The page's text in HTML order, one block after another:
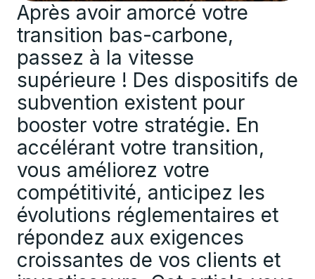
Après avoir amorcé votre
transition bas-carbone,
passez à la vitesse
supérieure ! Des dispositifs de
subvention existent pour
booster votre stratégie. En
accélérant votre transition,
vous améliorez votre
compétitivité, anticipez les
évolutions réglementaires et
répondez aux exigences
croissantes de vos clients et